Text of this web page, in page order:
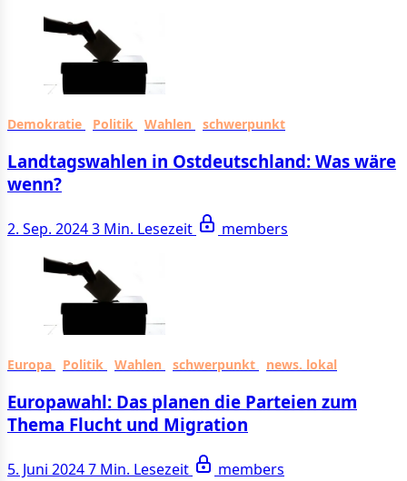
Demokratie Politik Wahlen schwerpunkt
Landtagswahlen in Ostdeutschland: Was wäre
wenn?
2. Sep. 20243 Min. Lesezeit members
Europa Politik Wahlen schwerpunkt news. lokal
Europawahl: Das planen die Parteien zum
Thema Flucht und Migration
5. Juni 20247 Min. Lesezeit members